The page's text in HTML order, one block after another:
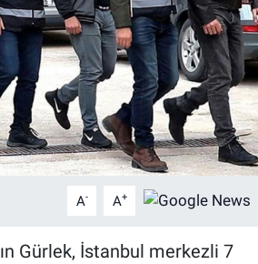
A- A+
Gürlek, İstanbul merkezli 7